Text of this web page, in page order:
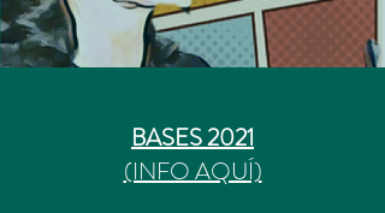
BASES 2021
(INFO AQUÍ)